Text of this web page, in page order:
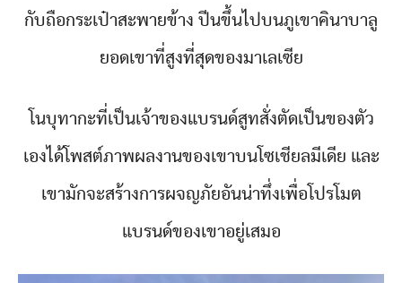
กับถือกระเป๋าสะพายข้าง ปีนขึ้นไปบนภูเขาคินาบาลู
ยอดเขาที่สูงที่สุดของมาเลเซีย
โนบุทากะที่เป็นเจ้าของแบรนด์สูทสั่งตัดเป็นของตัว
เองได้โพสต์ภาพผลงานของเขาบนโซเชียลมีเดีย และ
เขามักจะสร้างการผจญภัยอันน่าทึ่งเพื่อโปรโมต
แบรนด์ของเขาอยู่เสมอ